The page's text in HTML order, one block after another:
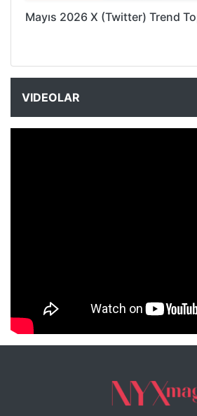
Mayıs 2026 X (Twitter) Trend
VIDEOLAR
NYXmag 2. Yaş Kutlama Etkinliği